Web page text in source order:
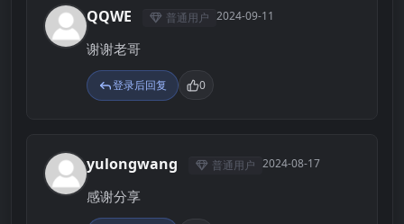
Q QQWE 普通用户 2024-09-11
谢谢老哥
登录后回复 0
Y yulongwang 普通用户 2024-08-17
感谢分享